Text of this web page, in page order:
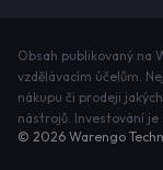
Obsah publikovaný na
vzdělávacím účelům.
nákupu či prodeji
nástrojů. Investování
© 2026 Warengo